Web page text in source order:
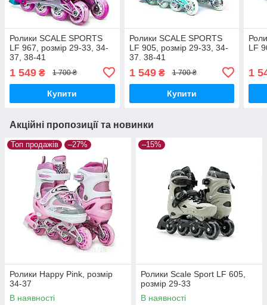
Ролики SCALE SPORTS
LF 967, розмір 29-33, 34-
37, 38-41
1 549 ₴ 1 700 ₴
Купити
Ролики SCALE SPORTS
LF 905, розмір 29-33, 34-
37. 38-41
1 549₴ 1 700 ₴
Купити
LF
1
Акційні пропозиції та новинки
Топ продажів –27%
Ролики Happy Pink, розмір
34-37
В наявності
–15%
Ролики Scale Sport LF 605,
розмір 29-33
В наявності